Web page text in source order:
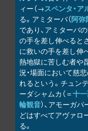
ィー（→スペンタ・ア
る。アミターバ（阿弥
であり、アミターバ
の手を差し伸べると
に救いの手を差し伸
熱地獄に苦しむ者や
況・場面において慈
れるという。チュンデ
ーダシャムカ（＝十
輪観音）、アモーガパ
どはすべてアヴァロ
る。